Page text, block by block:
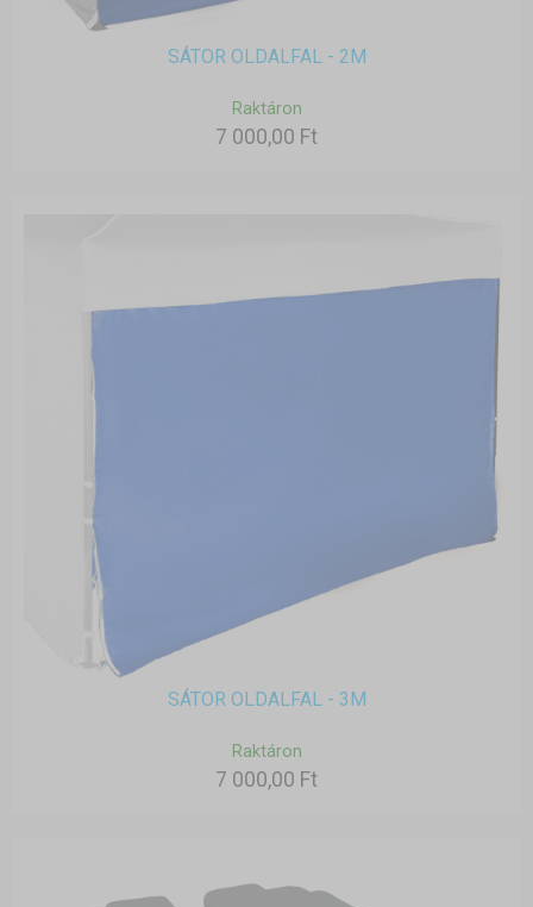
SÁTOR OLDALFAL - 2M
Raktáron
7 000,00 Ft
SÁTOR OLDALFAL - 3M
Raktáron
7 000,00 Ft